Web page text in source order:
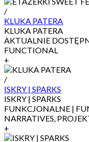
/
KLUKA PATERA
KLUKA PATERA
AKTUALNIE
FUNCTIONAL
+
/
ISKRY | SPARKS
ISKRY | SPARKS
FUNKCJONALNE |
NARRATIVES,
+